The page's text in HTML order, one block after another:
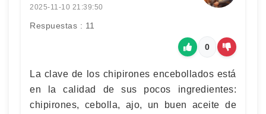
2025-11-10 21:39:50
Respuestas : 11
0
La clave de los chipirones encebollados está
en la calidad de sus pocos ingredientes:
chipirones, cebolla, ajo, un buen aceite de